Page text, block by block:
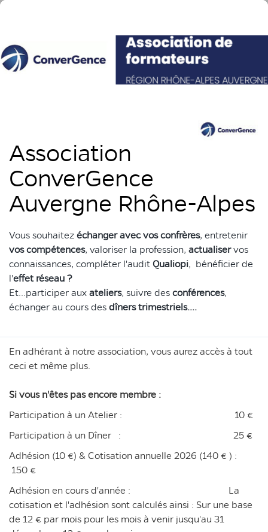
Association
ConverGence
Auvergne Rhône-Alpes
Vous souhaitez échanger avec vos confrères, entretenir
vos compétences, valoriser la profession, actualiservos
connaissances, compléter l'audit Qualiopi, bénéficier de
l'effet réseau ?
Et...participer aux ateliers, suivre des conférences,
échanger au cours des dîners trimestriels....
En adhérant à notre association, vous aurez accès à tout
ceci et même plus.
Si vous n'êtes pas encore membre :
Participation à un Atelier : 10 €
Participation à un Dîner : 25 €
Adhésion (10 €) & Cotisation annuelle 2026 (140 € ) :
150 €
Adhésion en cours d'année : La
cotisation et l'adhésion sont calculés ainsi : Sur une base
de 12 € par mois pour les mois à venir jusqu'au 31